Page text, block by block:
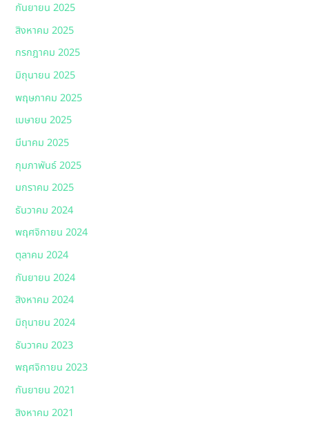
กันยายน 2025
สิงหาคม 2025
กรกฎาคม 2025
มิถุนายน 2025
พฤษภาคม 2025
เมษายน 2025
มีนาคม 2025
กุมภาพันธ์ 2025
มกราคม 2025
ธันวาคม 2024
พฤศจิกายน 2024
ตุลาคม 2024
กันยายน 2024
สิงหาคม 2024
มิถุนายน 2024
ธันวาคม 2023
พฤศจิกายน 2023
กันยายน 2021
สิงหาคม 2021